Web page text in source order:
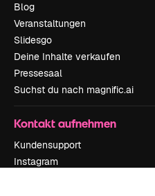
Blog
Veranstaltungen
Slidesgo
Deine Inhalte verkaufen
Pressesaal
Suchst du nach magnific.ai
Kontakt aufnehmen
Kundensupport
Instagram